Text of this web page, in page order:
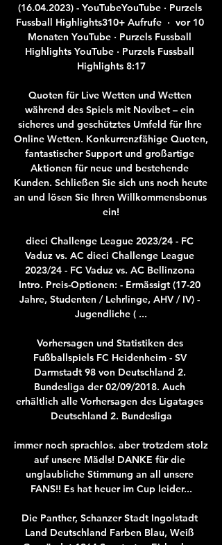
(16.04.2023) - YouTubeYouTube · Purzels
Fussball Highlights310+ Aufrufe  ·  vor 10
Monaten YouTube · Purzels Fussball
Highlights YouTube · Purzels Fussball
Highlights 8:17
Quoten für Live Wetten und Wetten
während des Spiels mit Novibet – ein
sicheres und geschütztes Umfeld für Ihre
Online Wetten. Konkurrenzfähige Quoten,
fantastischer Support und großartige
Aktionen für neue und bestehende
Kunden. Schließen Sie sich uns noch heute
an und lösen Sie Ihren Willkommensbonus
ein!
dieci Challenge League 2023/24 - FC
Vaduz vs. AC dieci Challenge League
2023/24 - FC Vaduz vs. AC Bellinzona
Intro. Preis-Optionen: - Ermässigt (17-20
Jahre, Studenten / Lehrlinge, AHV / IV) -
Jugendliche ( ...
Vorhersagen und Statistiken des
Fußballspiels FC Heidenheim - SV
Darmstadt 98 von Deutschland 2.
Bundesliga der 02/09/2018. Auch
erhältlich alle Vorhersagen des Ligatages
Deutschland 2. Bundesliga
immer noch sprachlos. aber trotzdem stolz
auf unsere Mädls! DANKE für die
unglaubliche Stimmung an all unsere
FANS!! Es hat heuer im Cup leider...
Die Panther, Schanzer Stadt Ingolstadt
Land Deutschland Farben Blau, Weiß